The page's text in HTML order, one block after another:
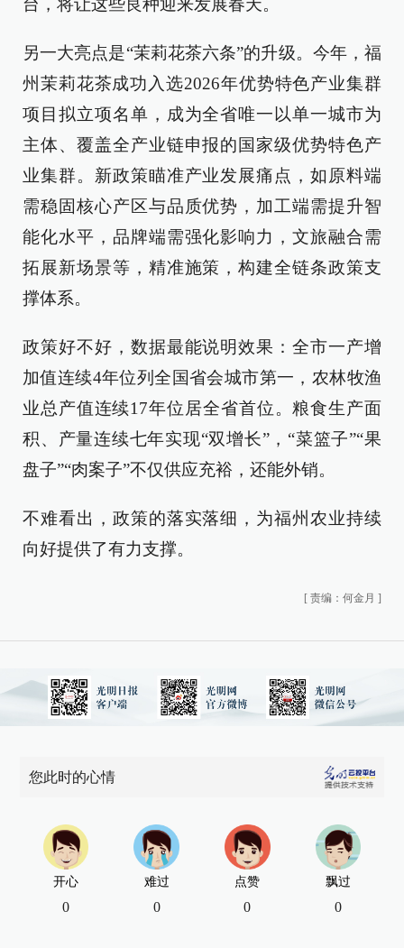
台，将让这些良种迎来发展春天。
另一大亮点是“茉莉花茶六条”的升级。今年，福
州茉莉花茶成功入选2026年优势特色产业集群
项目拟立项名单，成为全省唯一以单一城市为
主体、覆盖全产业链申报的国家级优势特色产
业集群。新政策瞄准产业发展痛点，如原料端
需稳固核心产区与品质优势，加工端需提升智
能化水平，品牌端需强化影响力，文旅融合需
拓展新场景等，精准施策，构建全链条政策支
撑体系。
政策好不好，数据最能说明效果：全市一产增
加值连续4年位列全国省会城市第一，农林牧渔
业总产值连续17年位居全省首位。粮食生产面
积、产量连续七年实现“双增长”，“菜篮子”“果
盘子”“肉案子”不仅供应充裕，还能外销。
不难看出，政策的落实落细，为福州农业持续
向好提供了有力支撑。
[ 责编：何金月 ]
您此时的心情
开心
0
难过
0
点赞
0
飘过
0